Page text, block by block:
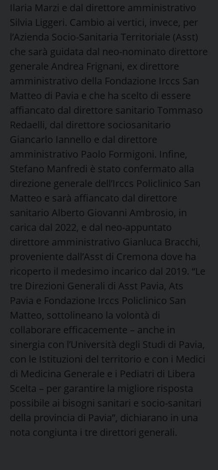
Ilaria Marzi e dal direttore amministrativo
Silvia Liggeri. Cambio ai vertici, invece, per
l’Azienda Socio-Sanitaria Territoriale (Asst)
che sarà guidata dal neo-nominato direttore
generale Andrea Frignani, ex direttore
amministrativo della Fondazione Irccs San
Matteo di Pavia e che ha scelto di essere
affiancato dal direttore sanitario Tommaso
Redaelli, dal direttore sociosanitario
Giancarlo Iannello e dal direttore
amministrativo Paolo Formigoni. Infine,
Stefano Manfredi è stato confermato alla
direzione generale dell’Irccs Policlinico San
Matteo e sarà affiancato dal direttore
sanitario Alberto Giovanni Ambrosio, in
carica dal 2022, e dal neo-appuntato
direttore amministrativo Gianluca Bracchi,
proveniente dall’Asst di Cremona dove ha
ricoperto il medesimo incarico dal 2019. “Le
tre Direzioni Generali di Asst Pavia, Ats
Pavia e Fondazione Irccs Policlinico San
Matteo, sottolineano la volontà di
collaborare efficacemente – anche in
sinergia con l’Università degli Studi di Pavia,
con le Istituzioni del territorio e con i Medici
di Medicina Generale e i Pediatri di Libera
Scelta – per garantire la migliore risposta
possibile ai bisogni sanitari e socio-sanitari
della provincia di Pavia”, dichiarano in una
nota congiunta i tre direttori generali.